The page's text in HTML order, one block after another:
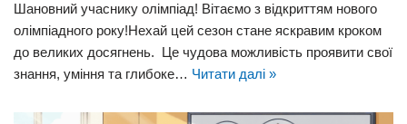
Шановний учаснику олімпіад! Вітаємо з відкриттям нового
олімпіадного року!Нехай цей сезон стане яскравим кроком
до великих досягнень. Це чудова можливість проявити свої
знання, уміння та глибоке… Читати далі »